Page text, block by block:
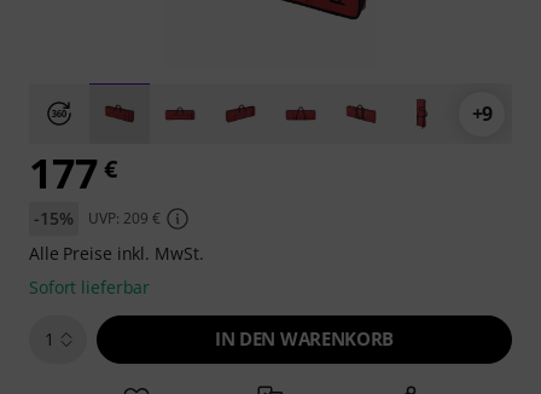
+9
177€
-15% UVP: 209 €
Alle Preise inkl. MwSt.
Sofort lieferbar
1 IN DEN WARENKORB